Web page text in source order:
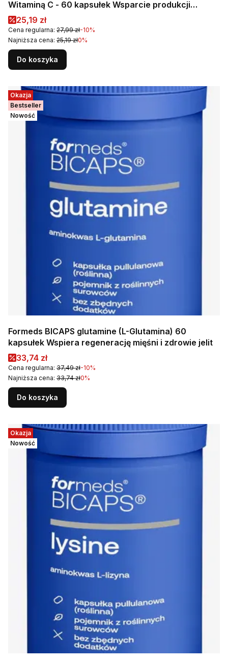
Witaminą C - 60 kapsułek Wsparcie produkcji
czerwonych krwinek
Cena promocyjna
25,19 zł
Cena regularna: 27,99 zł-10%
Najniższa cena: 25,19 zł0%
Do koszyka
Okazja
Bestseller
Nowość
Formeds BICAPS glutamine (L-Glutamina) 60
kapsułek Wspiera regenerację mięśni i zdrowie jelit
Cena promocyjna
33,74 zł
Cena regularna: 37,49 zł-10%
Najniższa cena: 33,74 zł0%
Do koszyka
Okazja
Nowość